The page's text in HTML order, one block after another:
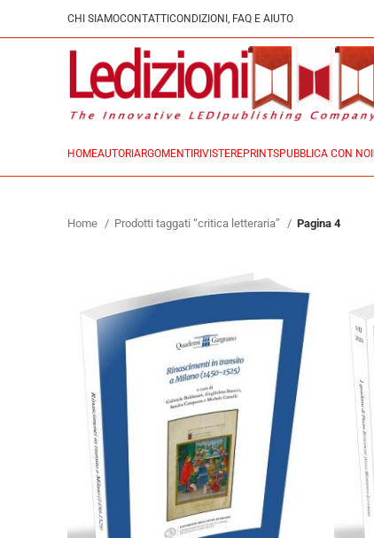
CHI SIAMOCONTATTI CONDIZIONI, FAQ E AIUTO
HOMEAUTORI ARGOMENTI RIVISTEREPRINTSPUBBLICA CON NOI
Home Prodotti taggati “critica letteraria” Pagina 4
36,00€
Aggiungi al carrello